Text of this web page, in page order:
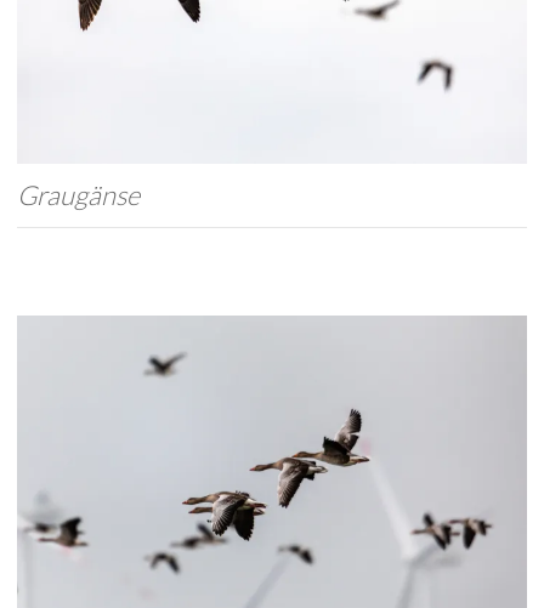
Graugänse